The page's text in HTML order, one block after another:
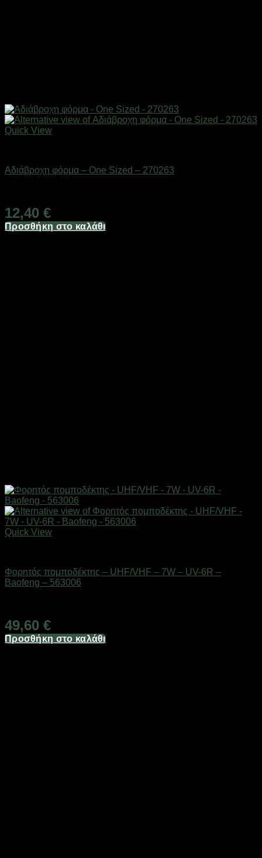
Quick View
Αδιάβροχη φόρμα – One Sized – 270263
12,40 €
Προσθήκη στο καλάθι
Quick View
Φορητός πομποδέκτης – UHF/VHF – 7W – UV-6R –
Baofeng – 563006
49,60 €
Προσθήκη στο καλάθι